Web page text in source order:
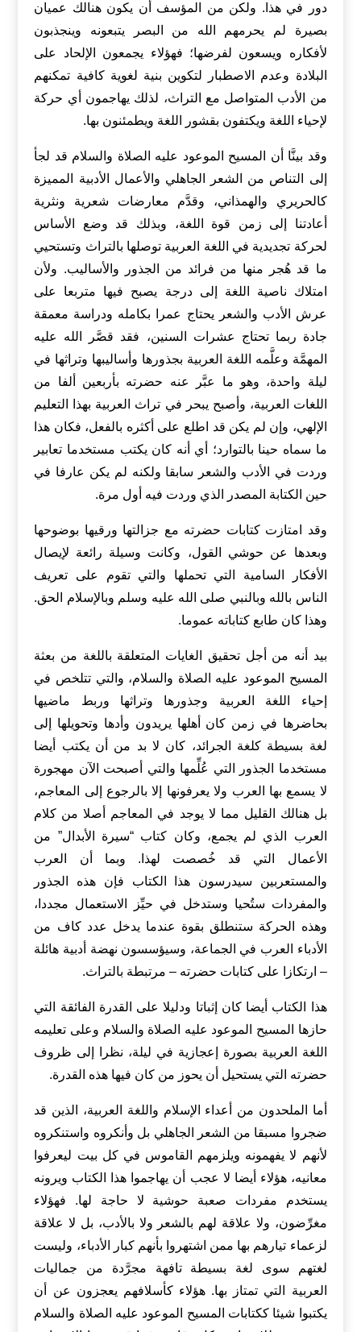
دور في هذا. ولكن من المؤسف أن يكون هنالك عميان
بصيرة لم يحرمهم الله من البصر يتبعونه وينجذبون
لأفكاره ويسعون لفرضها؛ فهؤلاء يجمعون الإلحاد على
البلادة وعدم الاصطبار لتكوين بنية لغوية كافية تمكنهم
من الأدب المتواصل مع التراث، لذلك يهاجمون أي حركة
لإحياء اللغة ويكتفون بقشور اللغة ويطمئنون بها.
وقد بينَّا أن المسيح الموعود عليه الصلاة والسلام قد لجأ
إلى التناص من الشعر الجاهلي والأعمال الأدبية المميزة
كالحريري والهمذاني، وقدَّم معارضات شعرية ونثرية
أعادتنا إلى زمن قوة اللغة، وبذلك قد وضع الأساس
لحركة تجديدية في اللغة العربية توصلها بالتراث وتستحيي
ما قد هُجر منها من فرائد من الجذور والأساليب. ولأن
امتلاك ناصية اللغة إلى درجة يصبح فيها متربعا على
عرش الأدب والشعر يحتاج عمرا بكامله ودراسة معمقة
جادة ربما تحتاج عشرات السنين، فقد قصَّر الله عليه
المهمَّة وعلَّمه اللغة العربية بجذورها وأساليبها وتراثها في
ليلة واحدة، وهو ما عبَّر عنه حضرته بأربعين ألفا من
اللغات العربية، وأصبح يبحر في تراث العربية بهذا التعليم
الإلهي، وإن لم يكن قد اطلع على أكثره بالفعل، فكان هذا
ما سماه حينا بالتوارد؛ أي أنه كان يكتب مستخدما تعابير
وردت في الأدب والشعر سابقا ولكنه لم يكن عارفا في
حين الكتابة المصدر الذي وردت فيه أول مرة.
وقد امتازت كتابات حضرته مع جزالتها ورقيها بوضوحها
وبعدها عن حوشي القول، وكانت وسيلة رائعة لإيصال
الأفكار السامية التي تحملها والتي تقوم على تعريف
الناس بالله وبالنبي صلى الله عليه وسلم وبالإسلام الحق.
وهذا كان طابع كتاباته عموما.
بيد أنه من أجل تحقيق الغايات المتعلقة باللغة من بعثة
المسيح الموعود عليه الصلاة والسلام، والتي تتلخص في
إحياء اللغة العربية وجذورها وتراثها وربط ماضيها
بحاضرها في زمن كان أهلها يريدون وأدها وتحويلها إلى
لغة بسيطة كلغة الجرائد، كان لا بد من أن يكتب أيضا
مستخدما الجذور التي عُلِّمها والتي أصبحت الآن مهجورة
لا يسمع بها العرب ولا يعرفونها إلا بالرجوع إلى المعاجم،
بل هنالك القليل مما لا يوجد في المعاجم أصلا من كلام
العرب الذي لم يجمع، وكان كتاب “سيرة الأبدال” من
الأعمال التي قد خُصصت لهذا. وبما أن العرب
والمستعربين سيدرسون هذا الكتاب فإن هذه الجذور
والمفردات ستُحيا وستدخل في حيِّز الاستعمال مجددا،
وهذه الحركة ستنطلق بقوة عندما يدخل عدد كاف من
الأدباء العرب في الجماعة، وسيؤسسون نهضة أدبية هائلة
– ارتكازا على كتابات حضرته – مرتبطة بالتراث.
هذا الكتاب أيضا كان إثباتا ودليلا على القدرة الفائقة التي
حازها المسيح الموعود عليه الصلاة والسلام وعلى تعليمه
اللغة العربية بصورة إعجازية في ليلة، نظرا إلى ظروف
حضرته التي يستحيل أن يحوز من كان فيها هذه القدرة.
أما الملحدون من أعداء الإسلام واللغة العربية، الذين قد
ضجروا مسبقا من الشعر الجاهلي بل وأنكروه واستنكروه
لأنهم لا يفهمونه ويلزمهم القاموس في كل بيت ليعرفوا
معانيه، هؤلاء أيضا لا عجب أن يهاجموا هذا الكتاب ويرونه
يستخدم مفردات صعبة حوشية لا حاجة لها. فهؤلاء
مغرِّضون، ولا علاقة لهم بالشعر ولا بالأدب، بل لا علاقة
لزعماء تيارهم بها ممن اشتهروا بأنهم كبار الأدباء، وليست
لغتهم سوى لغة بسيطة تافهة مجرَّدة من جماليات
العربية التي تمتاز بها. هؤلاء كأسلافهم يعجزون عن أن
يكتبوا شيئا ككتابات المسيح الموعود عليه الصلاة والسلام